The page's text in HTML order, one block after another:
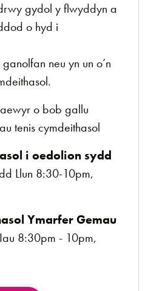
gydol y flwyddyn a
o hyd i
neu yn un o’n
o bob gallu
tenis cymdeithasol
i oedolion sydd
Llun 8:30-10pm,
Ymarfer Gemau
8:30pm - 10pm,